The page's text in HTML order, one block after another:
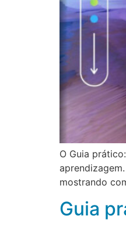
O Guia
mostrando
Guia